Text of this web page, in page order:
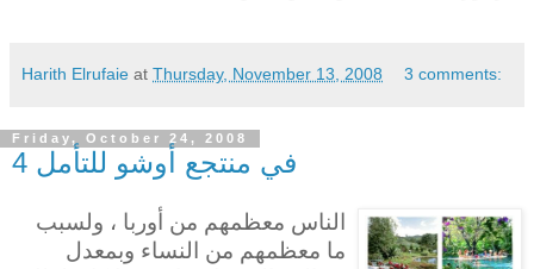
Harith Elrufaie at Thursday, November 13, 2008 3 comments:
Friday, October 24, 2008
في منتجع أوشو للتأمل 4
الناس معظمهم من أوربا ، ولسبب
ما معظمهم من النساء وبمعدل